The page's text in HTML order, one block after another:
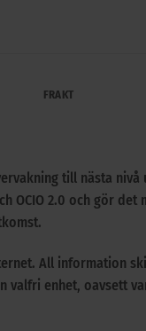
FRAKT
till nästa
OCIO 2.0 och gör
All information
valfri enhet, oavsett